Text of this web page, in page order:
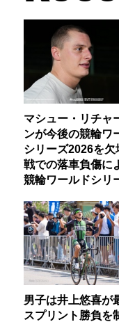
マシュー・リチャ
ンが今後の競輪ワ
シリーズ2026を欠
戦での落車負傷に
競輪ワールドシリ
男子は井上悠喜が
スプリント勝負を